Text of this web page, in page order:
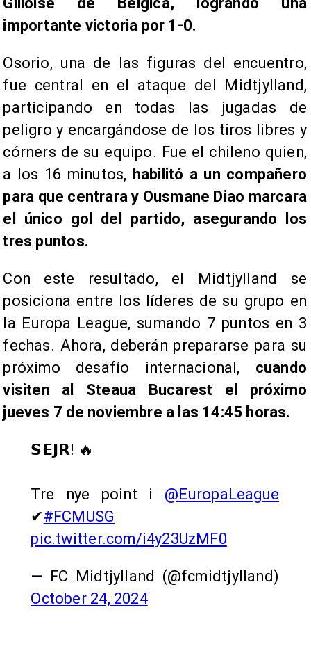
importante victoria por 1-0.
Osorio, una de las figuras del encuentro,
fue central en el ataque del Midtjylland,
participando en todas las jugadas de
peligro y encargándose de los tiros libres y
córners de su equipo. Fue el chileno quien,
a los 16 minutos, habilitó a un compañero
para que centrara y Ousmane Diao marcara
el único gol del partido, asegurando los
tres puntos.
Con este resultado, el Midtjylland se
posiciona entre los líderes de su grupo en
la Europa League, sumando 7 puntos en 3
fechas. Ahora, deberán prepararse para su
próximo desafío internacional, cuando
visiten al Steaua Bucarest el próximo
jueves 7 de noviembre a las 14:45 horas.
𝗦𝗘𝗝𝗥! 🔥
Tre nye point i @EuropaLeague
✔#FCMUSG
pic.twitter.com/i4y23UzMF0
— FC Midtjylland (@fcmidtjylland)
October 24, 2024